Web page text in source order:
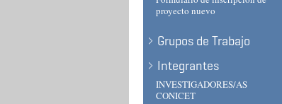
proyecto nuevo
Grupos de Trabajo
Integrantes
INVESTIGADORES/AS
CONICET